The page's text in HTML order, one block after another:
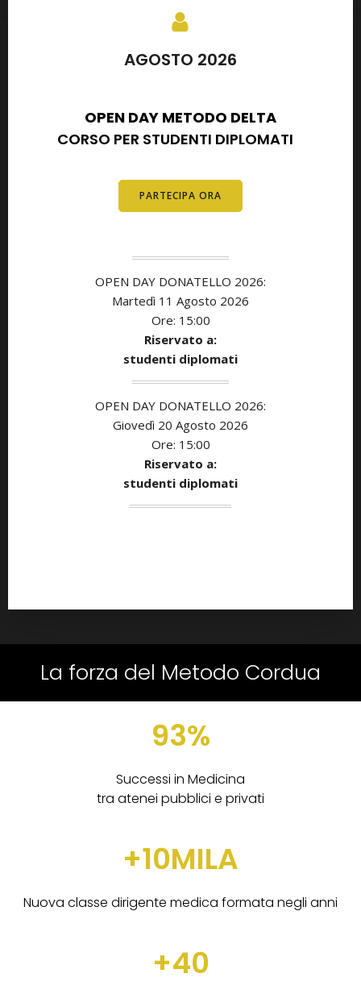
AGOSTO 2026
OPEN DAY METODO DELTA
CORSO PER STUDENTI DIPLOMATI
PARTECIPA ORA
OPEN DAY DONATELLO 2026:
Martedì 11 Agosto 2026
Ore: 15:00
Riservato a:
studenti diplomati
OPEN DAY DONATELLO 2026:
Giovedì 20 Agosto 2026
Ore: 15:00
Riservato a:
studenti diplomati
La forza del Metodo Cordua
93%
Successi in Medicina
tra atenei pubblici e privati
+10MILA
Nuova classe dirigente medica formata negli anni
+40